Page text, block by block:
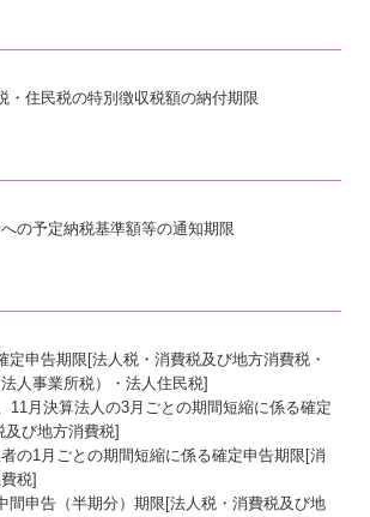
・住民税の特別徴収税額の納付期限
の予定納税基準額等の通知期限
定申告期限[法人税・消費税及び地方消費税・
人事業所税）・法人住民税]
11月決算法人の3月ごとの期間短縮に係る確定
び地方消費税]
の1月ごとの期間短縮に係る確定申告期限[消
税]
間申告（半期分）期限[法人税・消費税及び地